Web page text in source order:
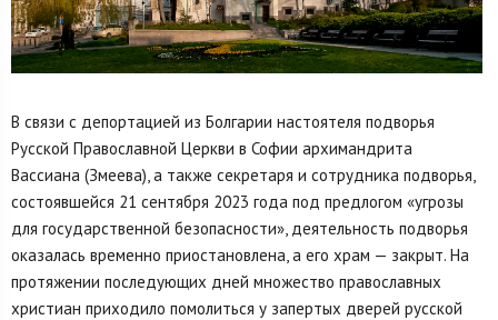
В связи с депортацией из Болгарии настоятеля подворья
Русской Православной Церкви в Софии архимандрита
Вассиана (Змеева), а также секретаря и сотрудника подворья,
состоявшейся 21 сентября 2023 года под предлогом «угрозы
для государственной безопасности», деятельность подворья
оказалась временно приостановлена, а его храм — закрыт. На
протяжении последующих дней множество православных
христиан приходило помолиться у запертых дверей русской